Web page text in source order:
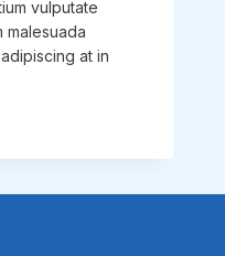
vulputate
malesuada
at in